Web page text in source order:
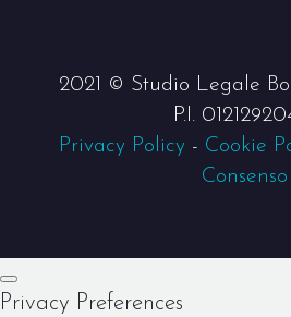
2021 © Studio Legale
P.I.
Privacy Policy - Cookie
Consenso
Privacy Preferences